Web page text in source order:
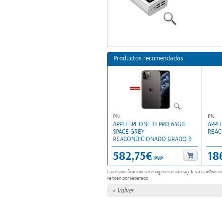
Productos recomendados
PN:
APPLE iPHONE 11 PRO 64GB
SPACE GREY
REACONDICIONADO GRADO B
582,75€PVP
PN:
Las especificaciones e imágenes están sujetas a cambios
venden por separado.
« Volver